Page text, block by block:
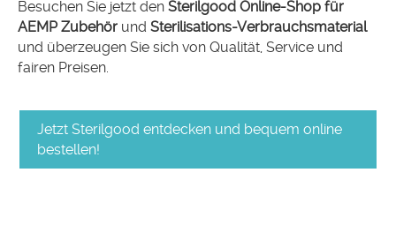
Besuchen Sie jetzt den Sterilgood Online-Shop für
AEMP Zubehör und Sterilisations-Verbrauchsmaterial
und überzeugen Sie sich von Qualität, Service und
fairen Preisen.
Jetzt Sterilgood entdecken und bequem online
bestellen!